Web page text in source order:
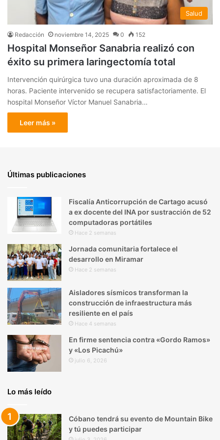
Salud
Redacción noviembre 14, 2025 0 152
Hospital Monseñor Sanabria realizó con
éxito su primera laringectomía total
Intervención quirúrgica tuvo una duración aproximada de 8
horas. Paciente intervenido se recupera satisfactoriamente. El
hospital Monseñor Víctor Manuel Sanabria…
Leer más »
Últimas publicaciones
Fiscalía Anticorrupción de Cartago acusó
a ex docente del INA por sustracción de 52
computadoras portátiles
Hace 2 semanas
Jornada comunitaria fortalece el
desarrollo en Miramar
Hace 2 semanas
Aisladores sísmicos transforman la
construcción de infraestructura más
resiliente en el país
Hace 4 semanas
En firme sentencia contra «Gordo Ramos»
y «Los Picachú»
julio 6, 2026
Lo más leído
Cóbano tendrá su evento de Mountain Bike
y tú puedes participar